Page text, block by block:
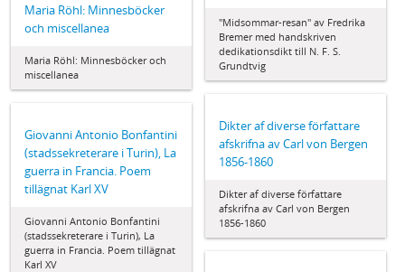
"Midsommar-resan" av Fredrika
Bremer med handskriven
dedikationsdikt till N. F. S.
Grundtvig
Maria Röhl: Minnesböcker
och miscellanea
Maria Röhl: Minnesböcker och
miscellanea
Dikter af diverse författare
afskrifna av Carl von Bergen
1856-1860
Dikter af diverse författare
afskrifna av Carl von Bergen
1856-1860
Giovanni Antonio Bonfantini
(stadssekreterare i Turin), La
guerra in Francia. Poem
tillägnat Karl XV
Giovanni Antonio Bonfantini
(stadssekreterare i Turin), La
guerra in Francia. Poem tillägnat
Karl XV